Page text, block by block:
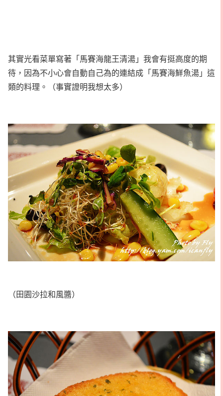
其實光看菜單寫著「馬賽海龍王清湯」我會有挺高度的期
待，因為不小心會自動自己為的連結成「馬賽海鮮魚湯」這
類的料理。（事實證明我想太多）
（田園沙拉和風醬）